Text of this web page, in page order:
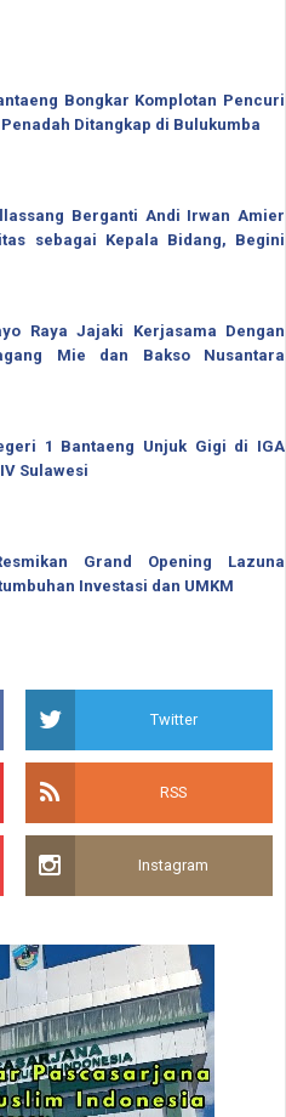
Bongkar Komplotan Pencuri
Penadah Ditangkap di Bulukumba
Berganti Andi Irwan Amier
sebagai Kepala Bidang, Begini
Raya Jajaki Kerjasama Dengan
Mie dan Bakso Nusantara
1 Bantaeng Unjuk Gigi di IGA
Sulawesi
Grand Opening Lazuna
Investasi dan UMKM
Twitter
RSS
Instagram